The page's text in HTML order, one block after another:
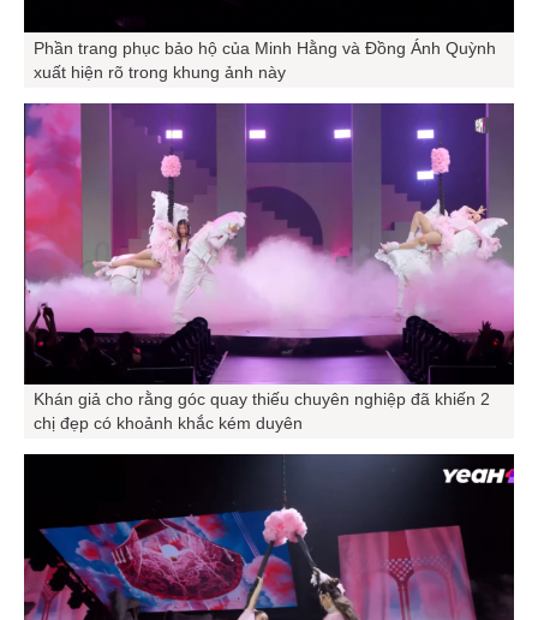
Phần trang phục bảo hộ của Minh Hằng và Đồng Ánh Quỳnh
xuất hiện rõ trong khung ảnh này
Khán giả cho rằng góc quay thiếu chuyên nghiệp đã khiến 2
chị đẹp có khoảnh khắc kém duyên